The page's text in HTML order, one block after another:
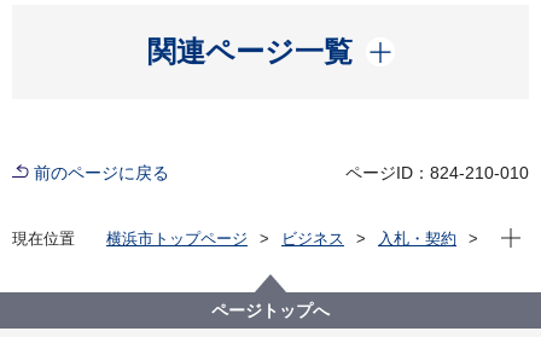
関連ページ一覧
開く
前のページに戻る ページID：824-210-010
現在位置 横浜市トップページ ビジネス
入札・契約
【入札結果掲載】泉区プラスチック製容器包装収集運
搬業務委託
現在
ページトップへ